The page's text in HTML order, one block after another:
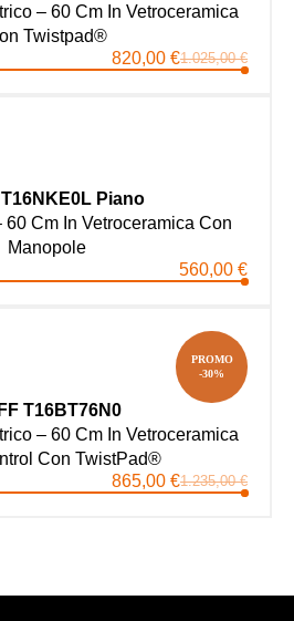
– 60 Cm In Vetroceramica
Twistpad®
1.025,00€
820,00 €
T16NKE0L Piano
Cm In Vetroceramica Con
Manopole
560,00 €
PROMO
-30%
T16BT76N0
– 60 Cm In Vetroceramica
Con TwistPad®
1.235,00€
865,00 €